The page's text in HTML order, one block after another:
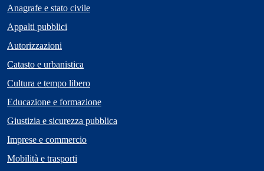
Anagrafe e stato civile
Appalti pubblici
Autorizzazioni
Catasto e urbanistica
Cultura e tempo libero
Educazione e formazione
Giustizia e sicurezza pubblica
Imprese e commercio
Mobilità e trasporti